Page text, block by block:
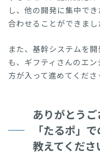
し、他の開発に集中で
合わせることができまし
また、基幹システムを
も、ギフティさんのエ
方が入って進めてくださ
ありがとう
「たるポ」
教えてくださ